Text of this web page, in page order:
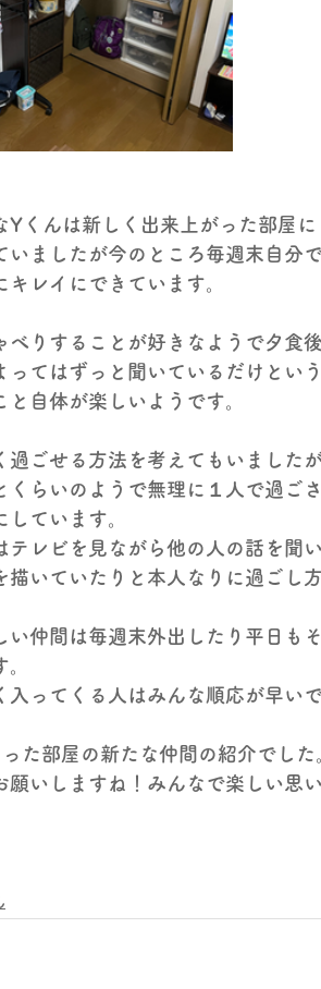
Yくんは新しく出来上がった部屋に
いましたが今のところ毎週末自分
キレイにできています。
べりすることが好きなようで夕食
ってはずっと聞いているだけとい
自体が楽しいようです。
過ごせる方法を考えてもいました
くらいのようで無理に１人で過ご
ています。
テレビを見ながら他の人の話を聞
描いていたりと本人なりに過ごし
い仲間は毎週末外出したり平日も
入ってくる人はみんな順応が早い
た部屋の新たな仲間の紹介でした
願いしますね！みんなで楽しい思